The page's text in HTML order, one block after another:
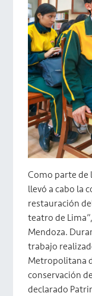
Como parte de
llevó a cabo la
restauración
teatro de
Mendoza.
trabajo
Metropolitana
conservación
declarado